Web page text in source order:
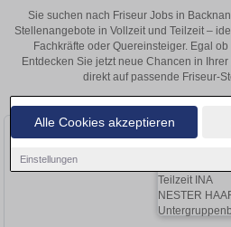
Alle Cookies akzeptieren
Einstellungen
Sie suchen nach Friseur Jobs in
Stellenangebote in Vollzeit und Teilzeit –
Fachkräfte oder Quereinsteiger. Egal
Entdecken Sie jetzt neue Chancen in
direkt auf passende Friseur-